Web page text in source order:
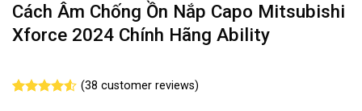
Cách Âm Chống Ồn Nắp Capo Mitsubishi
Xforce 2024 Chính Hãng Ability
(38 customer reviews)